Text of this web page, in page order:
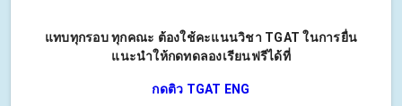
แทบทุกรอบ ทุกคณะ ต้องใช้คะแนนวิชา TGAT ในการยื่น
แนะนำให้กดทดลองเรียนฟรีได้ที่
กดติว TGAT ENG